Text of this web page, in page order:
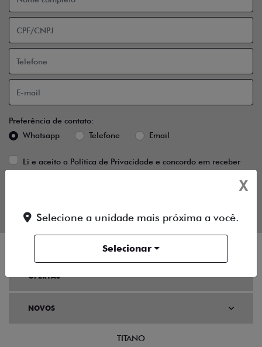
Preferência de contato:
Whatsapp
Telefone Email
Li e aceito a Política de Privacidade e concordo em receber
OFERTAS
NOVOS
TITANO
X
Selecione a unidade mais próxima a você.
Selecionar